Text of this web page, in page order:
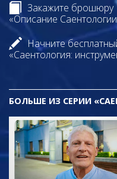
Закажите брошюру
«Описание
Начните
«Саентология:
БОЛЬШЕ ИЗ СЕРИИ